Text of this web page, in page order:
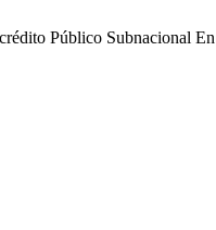
Público Subnacional